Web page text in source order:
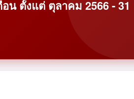
น ตั้งแต่ ตุลาคม 2566 - 31